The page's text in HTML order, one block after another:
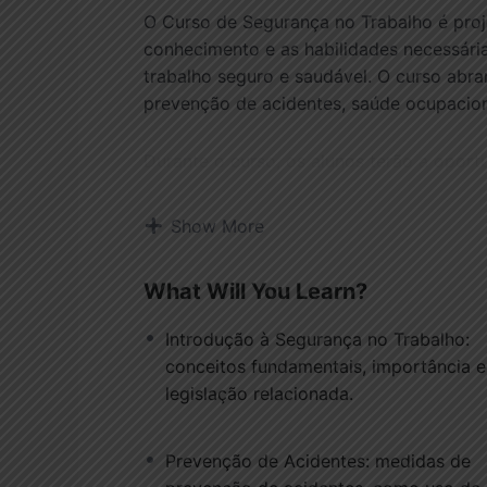
O Curso de Segurança no Trabalho é
conhecimento e as habilidades
trabalho seguro e saudável. O curso
prevenção de acidentes, saúde
acidentes, elaboração de planos de
adequado de equipamentos de proteção
gestão de produtos químicos e
O curso também abordará legislação e
trabalho, bem como aspectos
Show More
What Will You Learn?
Introdução à Segurança no Trabalho:
conceitos fundamentais, importância e
legislação relacionada.
Prevenção de Acidentes: medidas de